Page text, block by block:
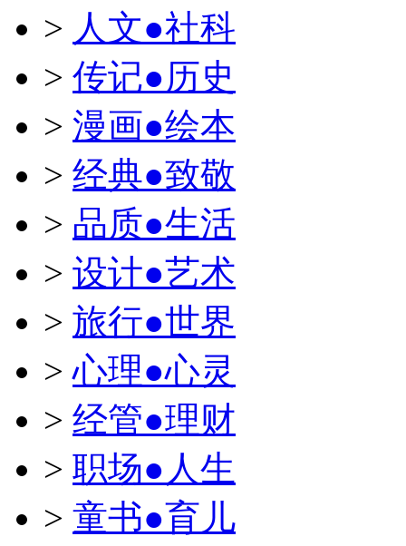
> 人文●社科
> 传记●历史
> 漫画●绘本
> 经典●致敬
> 品质●生活
> 设计●艺术
> 旅行●世界
>心理●心灵
> 经管●理财
> 职场●人生
> 童书●育儿